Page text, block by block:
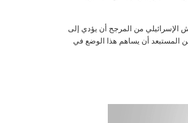
الإسرائيلي من المرجح أن يؤدي إلى
المستبعد أن يساهم هذا الوضع في